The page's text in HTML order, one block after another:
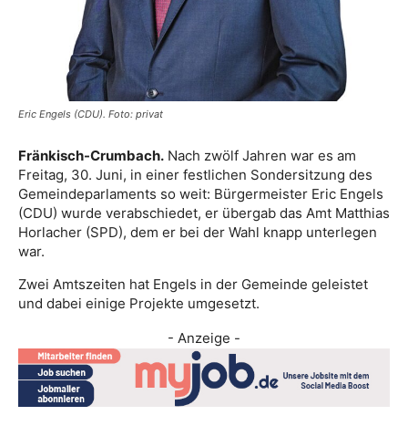
Eric Engels (CDU). Foto: privat
Fränkisch-Crumbach. Nach zwölf Jahren war es am
Freitag, 30. Juni, in einer festlichen Sondersitzung des
Gemeindeparlaments so weit: Bürgermeister Eric Engels
(CDU) wurde verabschiedet, er übergab das Amt Matthias
Horlacher (SPD), dem er bei der Wahl knapp unterlegen
war.
Zwei Amtszeiten hat Engels in der Gemeinde geleistet
und dabei einige Projekte umgesetzt.
- Anzeige -